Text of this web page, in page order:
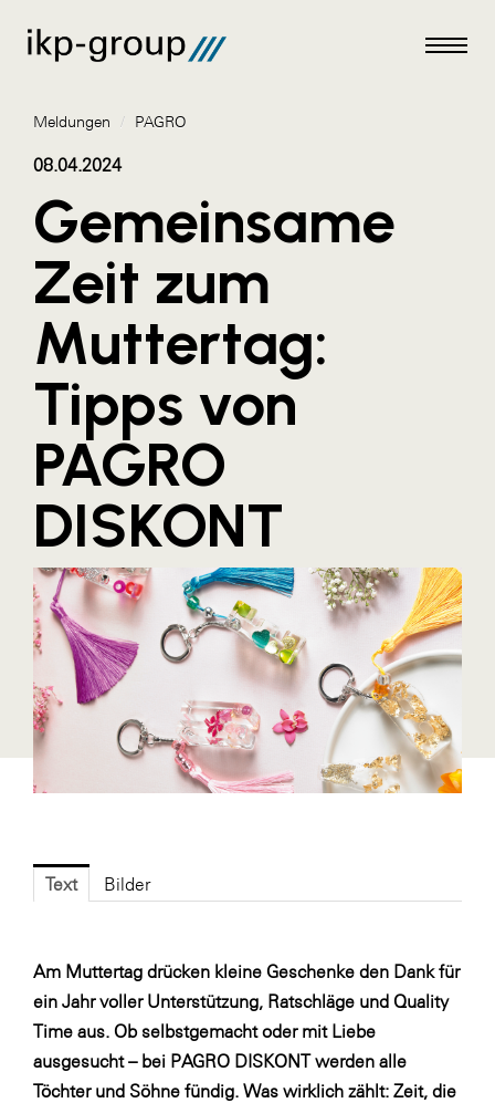
Meldungen
AKTUELLES
ACO
ALEX Krems
Amazon Web Services
Artweger
AustroCel Hallein
Blaguss
Cineplexx
Colmobil Austria
Controller Institut
Designer Outlets Parndorf und Salzburg
DOMOFERM
EY
foodaffairs
Fressnapf
FRoSTA
FV Energierohstoff & Kraftstoff
Meldungen / PAGRO
08.04.2024
Gemeinsame
Zeit zum
Muttertag:
Tipps von
PAGRO
DISKONT
Text Bilder
Am Muttertag drücken kleine Geschenke den Dank für
ein Jahr voller Unterstützung, Ratschläge und Quality
Time aus. Ob selbstgemacht oder mit Liebe
ausgesucht – bei PAGRO DISKONT werden alle
Töchter und Söhne fündig. Was wirklich zählt: Zeit, die